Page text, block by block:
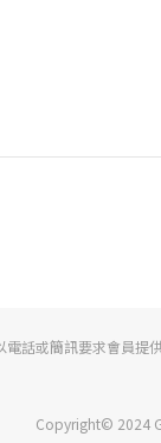
電話或簡訊要求會員
Copyright© 2024